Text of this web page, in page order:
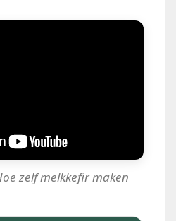
zelf melkkefir maken